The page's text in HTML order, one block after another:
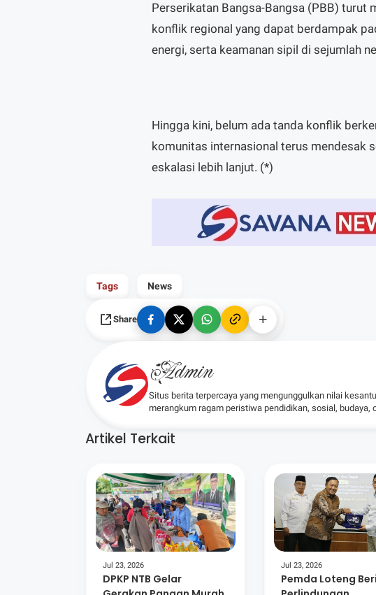
Perserikatan Bangsa-Bangsa (PBB) turut
konflik regional yang dapat berdampak
energi, serta keamanan sipil di sejumlah
Hingga kini, belum ada tanda konflik
komunitas internasional terus mendesak
eskalasi lebih lanjut. (*)
Tags News
Share
Admin
Situs berita terpercaya yang mengunggulkan nilai
merangkum ragam peristiwa pendidikan, sosial, budaya,
Artikel Terkait
Jul 23, 2026
DPKP NTB Gelar
Jul 23, 2026
Pemda Loteng